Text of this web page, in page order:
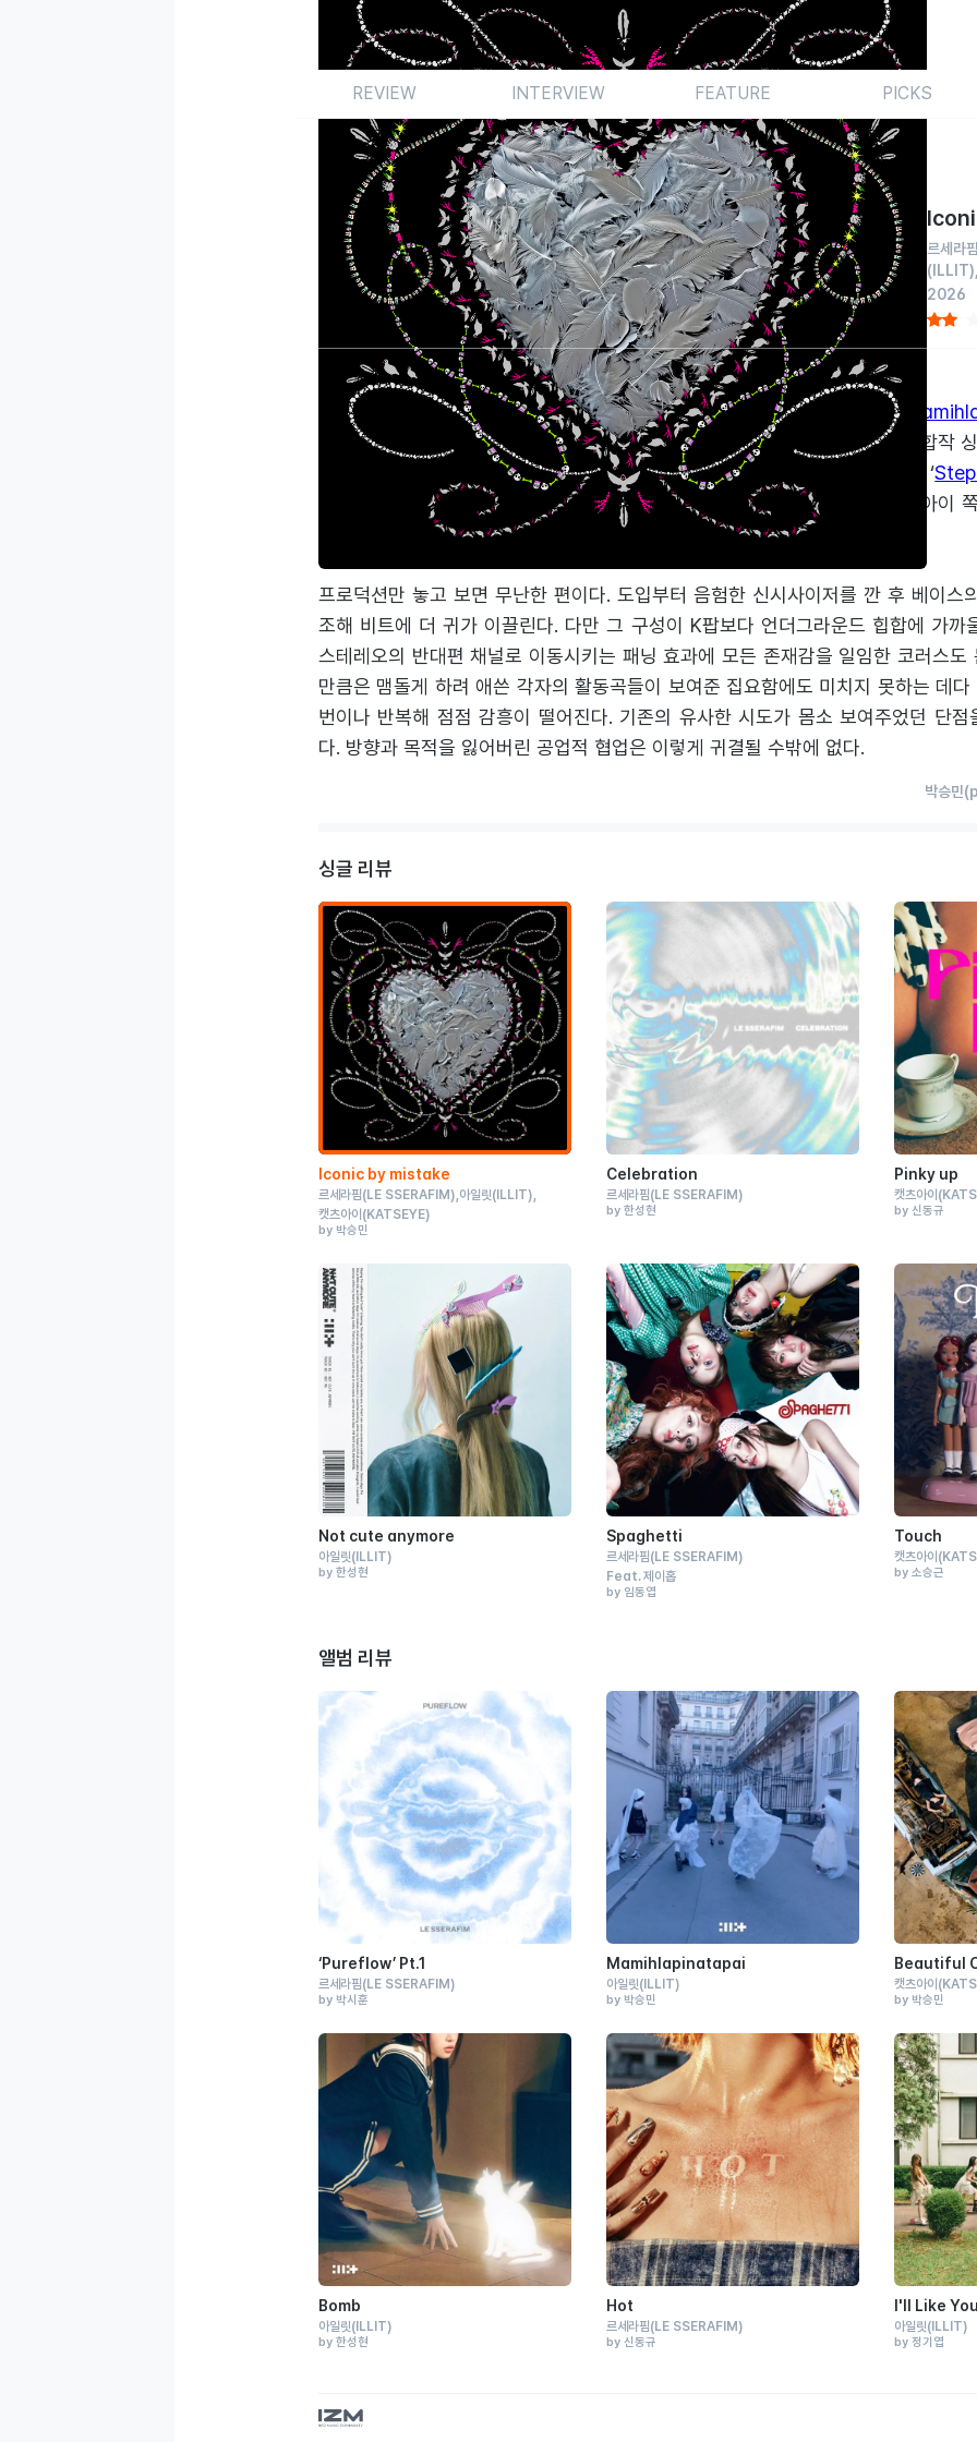
REVIEW INTERVIEW FEATURE PICKS
싱글 국내
르세라
(ILLIT)
2026
by 박승민 2026.06.25
사그라드는 불꽃에 부채질하는 격이다. 상반기 <‘Pureflow’ Pt.1 >과 <
Pinky up
’을 통해 완성도와는 별개로 대중의 눈에 드는 데 성공한 세 그룹의 합작
성격을 띤다. 마찬가지로 대형 소속사가 애써 멤버들을 그러모았던 갓 더 비트 ‘
모양새다. ‘Gnarly’ 원작자 앨리스 롱위 가오의 참여에서 짐작할 수 있듯 캣츠아이
으나 스포트라이트가 그리 밝지 않은 탓에 어중간한 결과물에 그친다.
프로덕션만 놓고 보면 무난한 편이다. 도입부터 음험한 신시사이저를 깐 후 베이스
조해 비트에 더 귀가 이끌린다. 다만 그 구성이 K팝보다 언더그라운드 힙합에 가까
스테레오의 반대편 채널로 이동시키는 패닝 효과에 모든 존재감을 일임한 코러스도
만큼은 맴돌게 하려 애쓴 각자의 활동곡들이 보여준 집요함에도 미치지 못하는 데
번이나 반복해 점점 감흥이 떨어진다. 기존의 유사한 시도가 몸소 보여주었던 단
다. 방향과 목적을 잃어버린 공업적 협업은 이렇게 귀결될 수밖에 없다.
박승
싱글 리뷰
Iconic by mistake
르세라핌(LE SSERAFIM) 아일릿(ILLIT)
캣츠아이 (KATSEYE)
by 박승민
Celebration
르세라핌(LE SSERAFIM)
by 한성현
Pinky up
캣츠아이
by 신동규
Not cute anymore
아일릿(ILLIT)
by 한성현
Spaghetti
르세라핌(LE SSERAFIM)
Feat.제이홉
by 임동엽
Touch
캣츠아이
by 소승근
앨범 리뷰
‘Pureflow’ Pt.1
르세라핌(LE SSERAFIM)
by 박시훈
Mamihlapinatapai
아일릿(ILLIT)
by 박승민
Beautiful
캣츠아이
by 박승민
Bomb
아일릿(ILLIT)
by 한성현
Hot
르세라핌(LE SSERAFIM)
by 신동규
I'll Like
아일릿(ILLIT)
by 정기엽